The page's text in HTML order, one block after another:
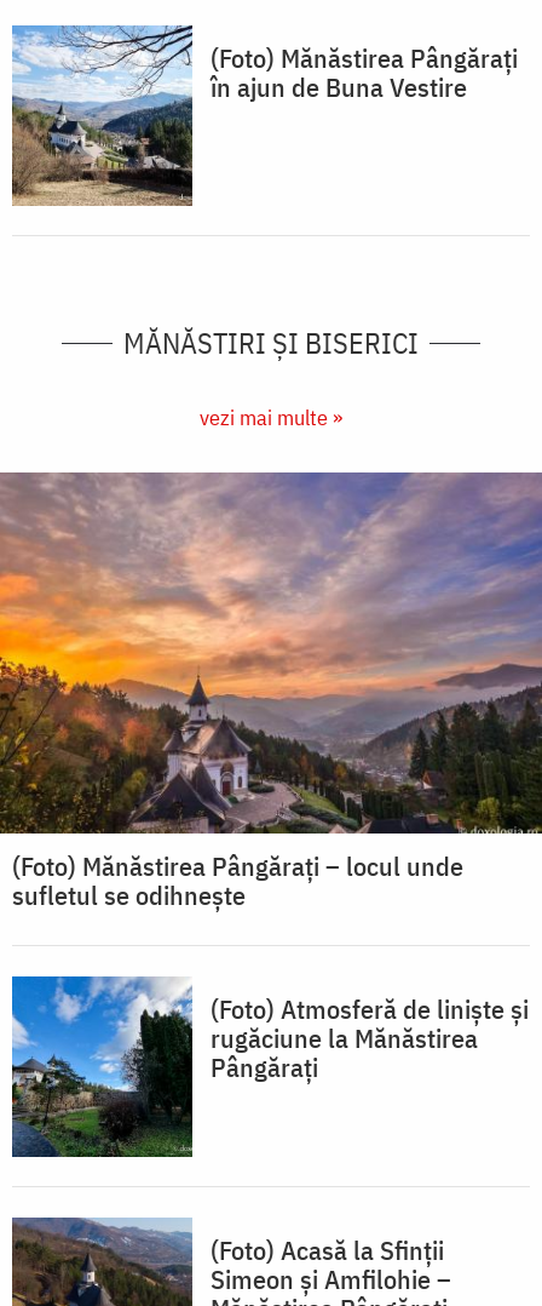
(Foto) Mănăstirea Pângărați
în ajun de Buna Vestire
MĂNĂSTIRI ȘI BISERICI
vezi mai multe »
(Foto) Mănăstirea Pângărați – locul unde
sufletul se odihnește
(Foto) Atmosferă de liniște și
rugăciune la Mănăstirea
Pângărați
(Foto) Acasă la Sfinții
Simeon și Amfilohie –